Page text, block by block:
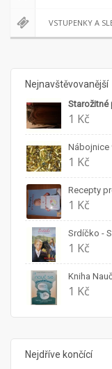
VSTUPENKY A
Nejnavštěvovanější
Starožitné
1 Kč
Nábojnice
1 Kč
Recepty
1 Kč
Srdíčko -
1 Kč
Kniha
1 Kč
Nejdříve končící